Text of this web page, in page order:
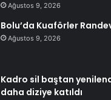
Ağustos 9, 2026
Bolu’da Kuaförler
Ağustos 9, 2026
Kadro sil baştan
daha diziye katıldı